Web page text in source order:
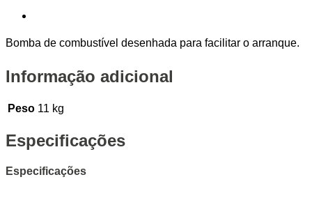
Bomba de combustível desenhada para facilitar o arranque.
Informação adicional
Peso 11 kg
Especificações
Especificações